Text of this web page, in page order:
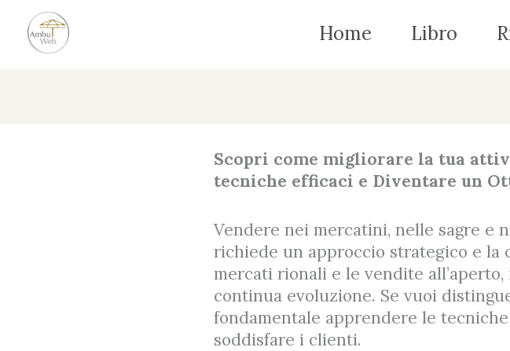
contenuto
Home Libro
Scopri come migliorare la tua
tecniche efficaci e Diventare un
Vendere nei mercatini, nelle sagre e
richiede un approccio strategico e la
mercati rionali e le vendite
continua evoluzione. Se vuoi
fondamentale apprendere le
soddisfare i clienti.